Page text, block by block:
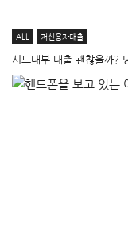
ALL 저신용자대출
시드대부 대출 괜찮을까?